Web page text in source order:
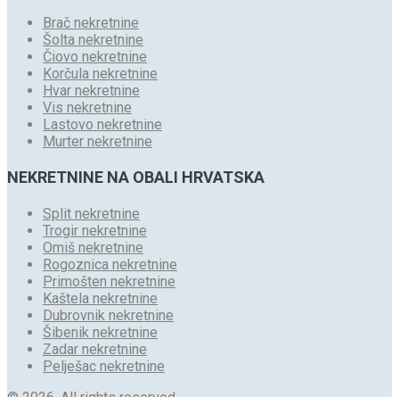
Brač nekretnine
Šolta nekretnine
Čiovo nekretnine
Korčula nekretnine
Hvar nekretnine
Vis nekretnine
Lastovo nekretnine
Murter nekretnine
NEKRETNINE NA OBALI HRVATSKA
Split nekretnine
Trogir nekretnine
Omiš nekretnine
Rogoznica nekretnine
Primošten nekretnine
Kaštela nekretnine
Dubrovnik nekretnine
Šibenik nekretnine
Zadar nekretnine
Pelješac nekretnine